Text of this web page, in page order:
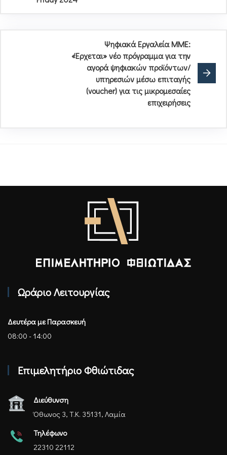
Ψηφιακά Εργαλεία ΜΜΕ:
«Έρχεται» νέο πρόγραμμα για την
αγορά ψηφιακών προϊόντων/
υπηρεσιών μέσω επιταγής
(voucher) για τις μικρομεσαίες
επιχειρήσεις
Ωράριο Λειτουργίας
Δευτέρα με Παρασκευή
08:00 - 14:00
Επιμελητήριο Φθιώτιδας
Διεύθυνση
Όθωνος 3, Τ.Κ. 35131, Λαμία
Τηλέφωνο
22310 22112